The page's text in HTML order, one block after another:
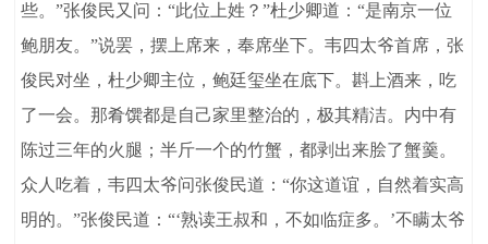
些。”张俊民又问：“此位上姓？”杜少卿道：“是南京一位
鲍朋友。”说罢，摆上席来，奉席坐下。韦四太爷首席，张
俊民对坐，杜少卿主位，鲍廷玺坐在底下。斟上酒来，吃
了一会。那肴馔都是自己家里整治的，极其精洁。内中有
陈过三年的火腿；半斤一个的竹蟹，都剥出来脍了蟹羹。
众人吃着，韦四太爷问张俊民道：“你这道谊，自然着实高
明的。”张俊民道：“‘熟读王叔和，不如临症多。’不瞒太爷